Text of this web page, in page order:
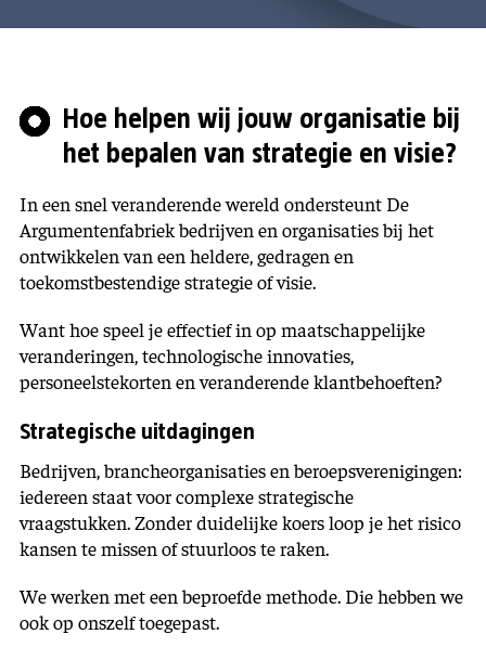
Hoe helpen wij jouw organisatie bij
het bepalen van strategie en visie?
In een snel veranderende wereld ondersteunt De
Argumentenfabriek bedrijven en organisaties bij het
ontwikkelen van een heldere, gedragen en
toekomstbestendige strategie of visie.
Want hoe speel je effectief in op maatschappelijke
veranderingen, technologische innovaties,
personeelstekorten en veranderende klantbehoeften?
Strategische uitdagingen
Bedrijven, brancheorganisaties en beroepsverenigingen:
iedereen staat voor complexe strategische
vraagstukken. Zonder duidelijke koers loop je het risico
kansen te missen of stuurloos te raken.
We werken met een beproefde methode. Die hebben we
ook op onszelf toegepast.